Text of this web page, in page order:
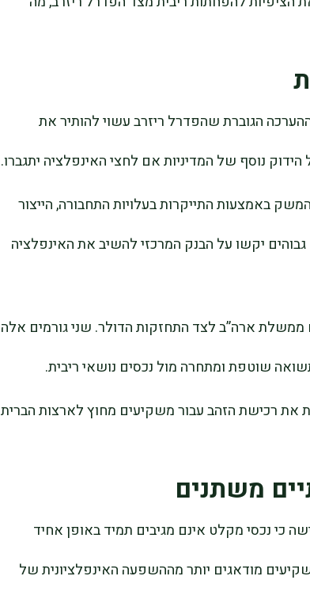
הגוברת שהפדרל ריזרב עשוי להותיר את
נוסף של המדיניות אם לחצי האינפלציה יתגברו.
באמצעות התייקרות בעלויות התחבורה, הייצור
יקשו על הבנק המרכזי להשיב את האינפלציה
ארה”ב לצד התחזקות הדולר. שני גורמים אלה
שוטפת ומתחרה מול נכסים נושאי ריבית.
את רכישת הזהב עבור משקיעים מחוץ לארצות הברית
משתנים
כי נכסי מקלט אינם מגיבים תמיד באופן אחיד
מודאגים יותר מההשפעה האינפלציונית של